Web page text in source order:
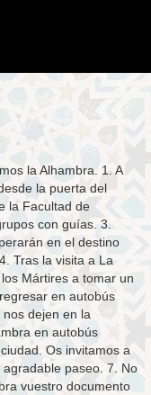
la Alhambra. 1. A
la puerta del
la Facultad de
con guías. 3.
en el destino
Tras la visita a La
Mártires a tomar un
en autobús
dejen en la
en autobús
Os invitamos a
paseo. 7. No
vuestro documento